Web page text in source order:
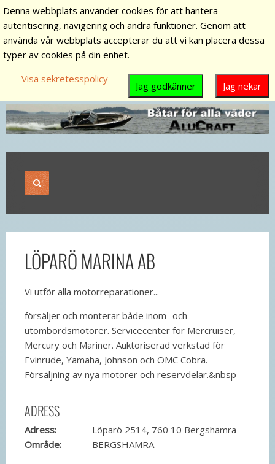
LÖPARÖ MARINA AB
Vi utför alla motorreparationer...
försäljer och monterar både inom- och
utombordsmotorer. Servicecenter för Mercruiser,
Mercury och Mariner. Auktoriserad verkstad för
Evinrude, Yamaha, Johnson och OMC Cobra.
Försäljning av nya motorer och reservdelar.&nbsp
ADRESS
Adress:
Löparö 2514, 760 10 Bergshamra
Område:
BERGSHAMRA
Denna webbplats använder cookies för att hantera
autentisering, navigering och andra funktioner. Genom att
använda vår webbplats accepterar du att vi kan placera dessa
typer av cookies på din enhet.
Visa sekretesspolicy
Jag nekar
Jag godkänner